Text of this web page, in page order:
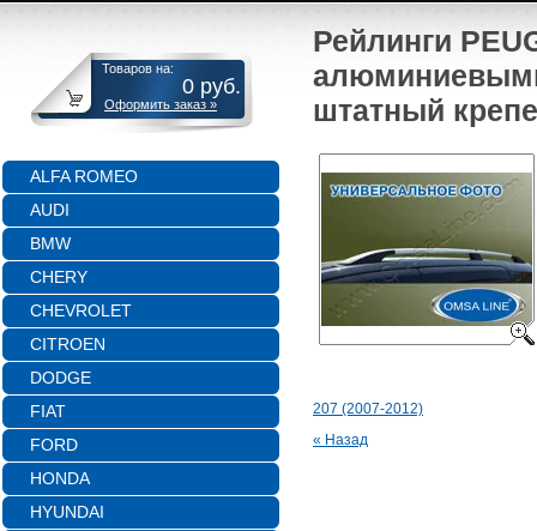
Рейлинги
штатный
207 (2007-2012)
« Назад
Товаров на:
0 руб.
Оформить заказ »
ALFA ROMEO
AUDI
BMW
CHERY
CHEVROLET
CITROEN
DODGE
FIAT
FORD
HONDA
HYUNDAI